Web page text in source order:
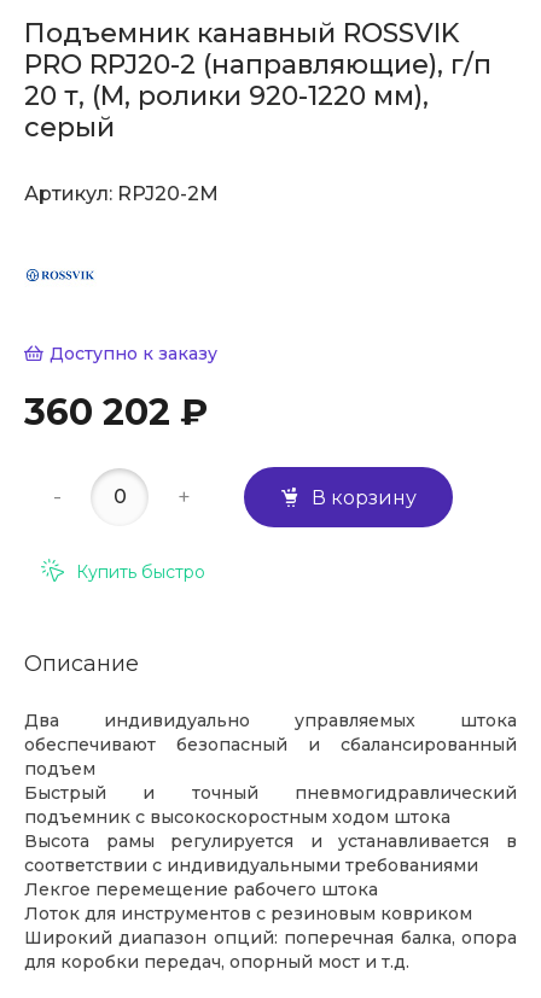
Подъемник канавный ROSSVIK
PRO RPJ20-2 (направляющие), г/п
20 т, (M, ролики 920-1220 мм),
серый
Артикул: RPJ20-2M
Доступно к заказу
360 202 ₽
- + В корзину
Купить быстро
Описание
Два индивидуально управляемых штока
обеспечивают безопасный и сбалансированный
подъем
Быстрый и точный пневмогидравлический
подъемник с высокоскоростным ходом штока
Высота рамы регулируется и устанавливается в
соответствии с индивидуальными требованиями
Лекгое перемещение рабочего штока
Лоток для инструментов с резиновым ковриком
Широкий диапазон опций: поперечная балка, опора
для коробки передач, опорный мост и т.д.